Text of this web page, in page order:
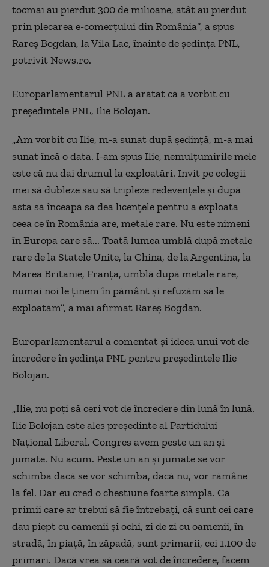
tocmai au pierdut 300 de milioane, atât au pierdut
prin plecarea e-comerţului din România”, a spus
Rareş Bogdan, la Vila Lac, înainte de şedinţa PNL,
potrivit News.ro.
Europarlamentarul PNL a arătat că a vorbit cu
preşedintele PNL, Ilie Bolojan.
„Am vorbit cu Ilie, m-a sunat după şedinţă, m-a mai
sunat încă o data. I-am spus Ilie, nemulţumirile mele
este că nu dai drumul la exploatări. Invit pe colegii
mei să dubleze sau să tripleze redevenţele şi după
asta să înceapă să dea licenţele pentru a exploata
ceea ce în România are, metale rare. Nu este nimeni
în Europa care să... Toată lumea umblă după metale
rare de la Statele Unite, la China, de la Argentina, la
Marea Britanie, Franţa, umblă după metale rare,
numai noi le ţinem în pământ şi refuzăm să le
exploatăm”, a mai afirmat Rareş Bogdan.
Europarlamentarul a comentat şi ideea unui vot de
încredere în şedinţa PNL pentru preşedintele Ilie
Bolojan.
„Ilie, nu poţi să ceri vot de încredere din lună în lună.
Ilie Bolojan este ales preşedinte al Partidului
Naţional Liberal. Congres avem peste un an şi
jumate. Nu acum. Peste un an şi jumate se vor
schimba dacă se vor schimba, dacă nu, vor rămâne
la fel. Dar eu cred o chestiune foarte simplă. Că
primii care ar trebui să fie întrebaţi, că sunt cei care
dau piept cu oamenii şi ochi, zi de zi cu oamenii, în
stradă, în piaţă, în zăpadă, sunt primarii, cei 1.100 de
primari. Dacă vrea să ceară vot de încredere, facem